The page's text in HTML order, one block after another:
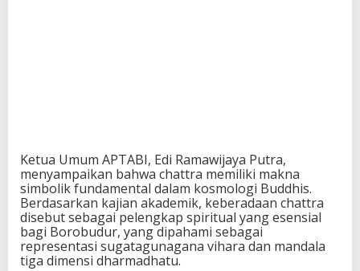
Ketua Umum APTABI, Edi Ramawijaya Putra,
menyampaikan bahwa chattra memiliki makna
simbolik fundamental dalam kosmologi Buddhis.
Berdasarkan kajian akademik, keberadaan chattra
disebut sebagai pelengkap spiritual yang esensial
bagi Borobudur, yang dipahami sebagai
representasi sugatagunagana vihara dan mandala
tiga dimensi dharmadhatu.